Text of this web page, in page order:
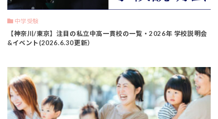
中学受験
【神奈川/東京】注目の私立中高一貫校の一覧・2026年 学校説明会
&イベント(2026.6.30更新）